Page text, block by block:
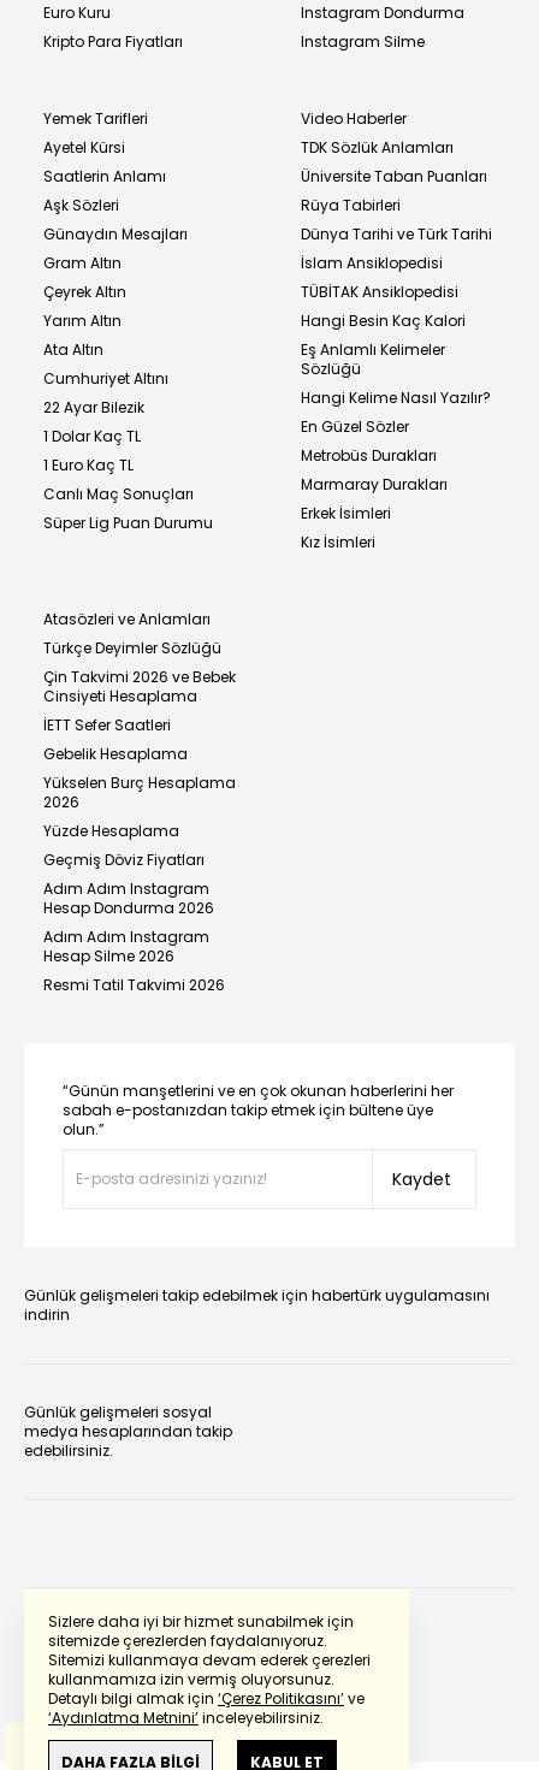
Sizlere daha iyi bir hizmet sunabilmek için
sitemizde çerezlerden faydalanıyoruz.
Sitemizi kullanmaya devam ederek çerezleri
kullanmamıza izin vermiş oluyorsunuz.
Detaylı bilgi almak için ‘Çerez Politikasını’ve
‘Aydınlatma Metnini’inceleyebilirsiniz.
DAHA FAZLA BİLGİ KABUL ET
Euro Kuru
Kripto Para Fiyatları
Instagram Dondurma
Instagram Silme
Yemek Tarifleri
Ayetel Kürsi
Saatlerin Anlamı
Aşk Sözleri
Günaydın Mesajları
Gram Altın
Çeyrek Altın
Yarım Altın
Ata Altın
Cumhuriyet Altını
22 Ayar Bilezik
1 Dolar Kaç TL
1 Euro Kaç TL
Canlı Maç Sonuçları
Süper Lig Puan Durumu
Video Haberler
TDK Sözlük Anlamları
Üniversite Taban Puanları
Rüya Tabirleri
Dünya Tarihi ve Türk Tarihi
İslam Ansiklopedisi
TÜBİTAK Ansiklopedisi
Hangi Besin Kaç Kalori
Eş Anlamlı Kelimeler
Sözlüğü
Hangi Kelime Nasıl Yazılır?
En Güzel Sözler
Metrobüs Durakları
Marmaray Durakları
Erkek İsimleri
Kız İsimleri
Atasözleri ve Anlamları
Türkçe Deyimler Sözlüğü
Çin Takvimi 2026 ve Bebek
Cinsiyeti Hesaplama
İETT Sefer Saatleri
Gebelik Hesaplama
Yükselen Burç Hesaplama
2026
Yüzde Hesaplama
Geçmiş Döviz Fiyatları
Adım Adım Instagram
Hesap Dondurma 2026
Adım Adım Instagram
Hesap Silme 2026
Resmi Tatil Takvimi 2026
“Günün manşetlerini ve en çok okunan haberlerini her
sabah e-postanızdan takip etmek için bültene üye
olun.”
Kaydet
Günlük gelişmeleri takip edebilmek için habertürk uygulamasını
indirin
Günlük gelişmeleri sosyal
medya hesaplarından takip
edebilirsiniz.
Powered by Translate
Bu çevirideGoogle Transletekullanılmıştır.
Anlam ve çeviri hatalarından
haberturk.com